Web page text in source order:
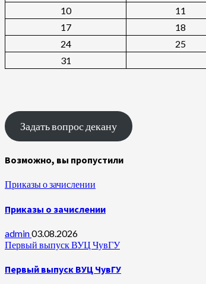
10
11
17
18
24
25
31
Задать вопрос декану
Возможно, вы пропустили
Приказы о зачислении
Приказы о зачислении
admin03.08.2026
Первый выпуск ВУЦ ЧувГУ
Первый выпуск ВУЦ ЧувГУ